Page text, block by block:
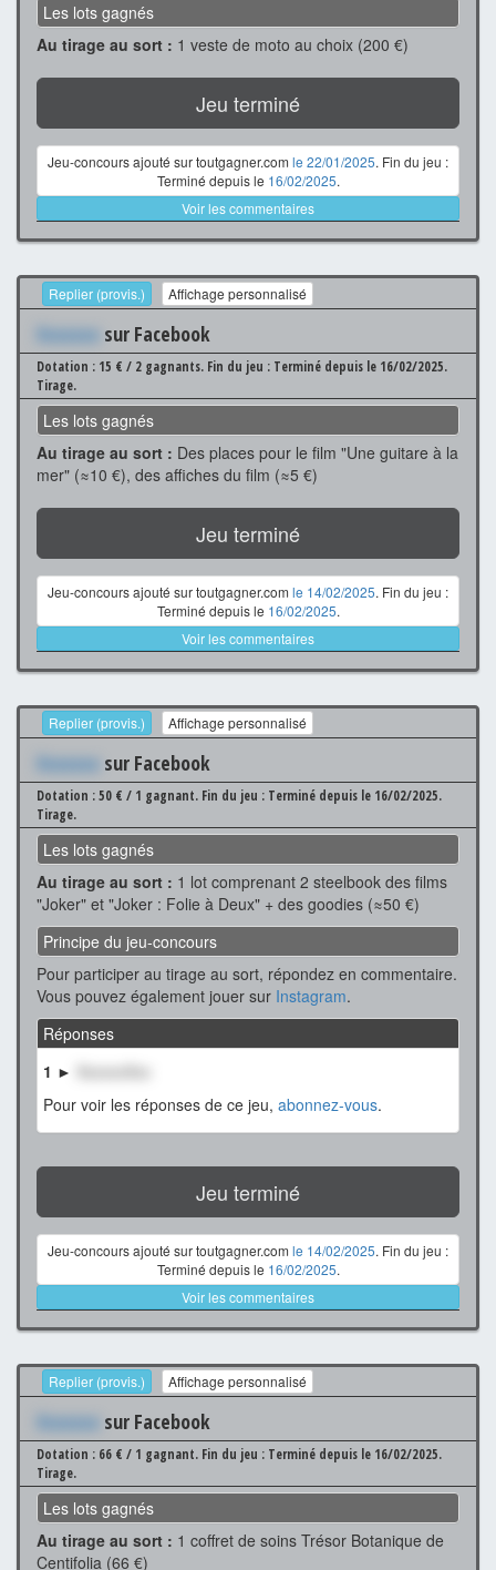
Les lots gagnés
Au tirage au sort : 1 veste de moto au choix (200 €)
Jeu terminé
Jeu-concours ajouté sur toutgagner.com le 22/01/2025. Fin du jeu :
Terminé depuis le 16/02/2025.
Voir les commentaires
Replier (provis.) Affichage personnalisé
Xxxxxxx sur Facebook
Dotation : 15 € / 2 gagnants. Fin du jeu : Terminé depuis le 16/02/2025.
Tirage.
Les lots gagnés
Au tirage au sort : Des places pour le film "Une guitare à la
mer" (≈10 €), des affiches du film (≈5 €)
Jeu terminé
Jeu-concours ajouté sur toutgagner.com le 14/02/2025. Fin du jeu :
Terminé depuis le 16/02/2025.
Voir les commentaires
Replier (provis.) Affichage personnalisé
Xxxxxxx sur Facebook
Dotation : 50 € / 1 gagnant. Fin du jeu : Terminé depuis le 16/02/2025.
Tirage.
Les lots gagnés
Au tirage au sort : 1 lot comprenant 2 steelbook des films
"Joker" et "Joker : Folie à Deux" + des goodies (≈50 €)
Principe du jeu-concours
Pour participer au tirage au sort, répondez en commentaire.
Vous pouvez également jouer sur Instagram.
Réponses
1 ►
XxxxxxXxx
Pour voir les réponses de ce jeu, abonnez-vous.
Jeu terminé
Jeu-concours ajouté sur toutgagner.com le 14/02/2025. Fin du jeu :
Terminé depuis le 16/02/2025.
Voir les commentaires
Replier (provis.) Affichage personnalisé
Xxxxxxx sur Facebook
Dotation : 66 € / 1 gagnant. Fin du jeu : Terminé depuis le 16/02/2025.
Tirage.
Les lots gagnés
Au tirage au sort : 1 coffret de soins Trésor Botanique de
Centifolia (66 €)